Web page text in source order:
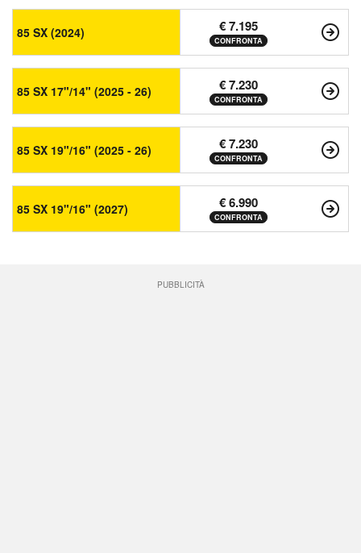
85 SX (2024) € 7.195
CONFRONTA
85 SX 17"/14" (2025 - 26) € 7.230
CONFRONTA
85 SX 19"/16" (2025 - 26) € 7.230
CONFRONTA
85 SX 19"/16" (2027) € 6.990
CONFRONTA
PUBBLICITÀ